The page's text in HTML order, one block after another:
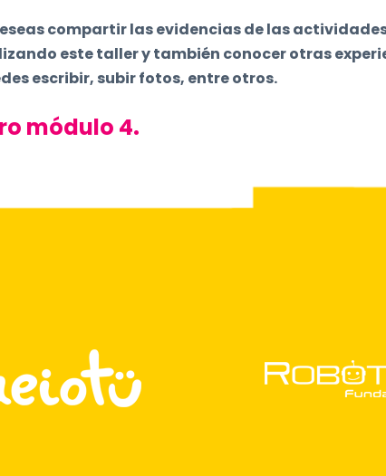
compartir las evidencias de las
este taller y también conocer otras
escribir, subir fotos, entre otros.
módulo 4.